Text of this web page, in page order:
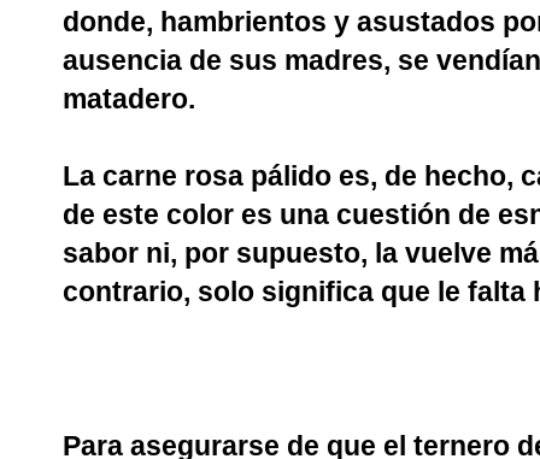
donde, hambrientos y asustados
ausencia de sus madres, se
matadero.
La carne rosa pálido es, de hecho,
de este color es una cuestión de
sabor ni, por supuesto, la vuelve
contrario, solo significa que le falta
Para asegurarse de que el ternero